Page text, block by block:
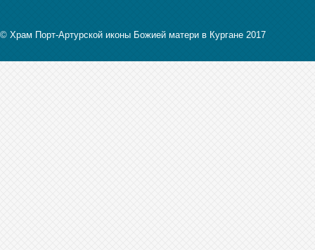
© Храм Порт-Артурской иконы Божией матери в Кургане 2017